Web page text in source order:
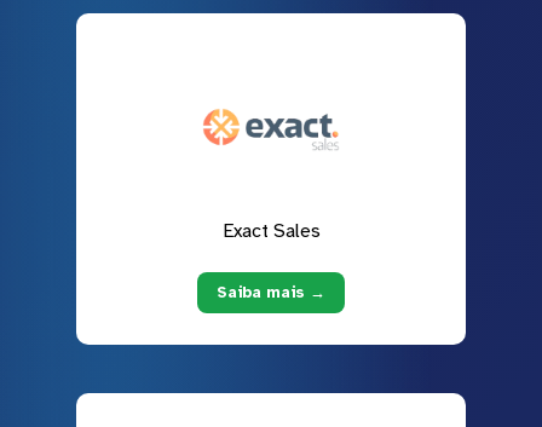
Exact Sales
Saiba mais →